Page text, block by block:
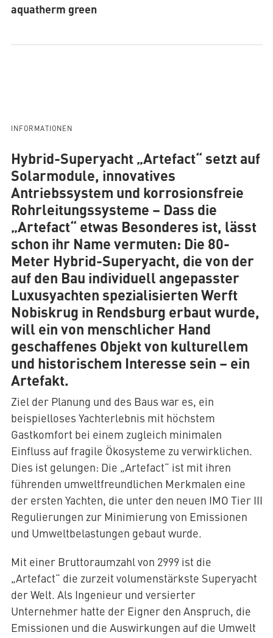
aquatherm green
INFORMATIONEN
Hybrid-Superyacht „Artefact“ setzt auf
Solarmodule, innovatives
Antriebssystem und korrosionsfreie
Rohrleitungssysteme – Dass die
„Artefact“ etwas Besonderes ist, lässt
schon ihr Name vermuten: Die 80-
Meter Hybrid-Superyacht, die von der
auf den Bau individuell angepasster
Luxusyachten spezialisierten Werft
Nobiskrug in Rendsburg erbaut wurde,
will ein von menschlicher Hand
geschaffenes Objekt von kulturellem
und historischem Interesse sein – ein
Artefakt.
Ziel der Planung und des Baus war es, ein
beispielloses Yachterlebnis mit höchstem
Gastkomfort bei einem zugleich minimalen
Einfluss auf fragile Ökosysteme zu verwirklichen.
Dies ist gelungen: Die „Artefact“ ist mit ihren
führenden umweltfreundlichen Merkmalen eine
der ersten Yachten, die unter den neuen IMO Tier III
Regulierungen zur Minimierung von Emissionen
und Umweltbelastungen gebaut wurde.
Mit einer Bruttoraumzahl von 2999 ist die
„Artefact“ die zurzeit volumenstärkste Superyacht
der Welt. Als Ingenieur und versierter
Unternehmer hatte der Eigner den Anspruch, die
Emissionen und die Auswirkungen auf die Umwelt